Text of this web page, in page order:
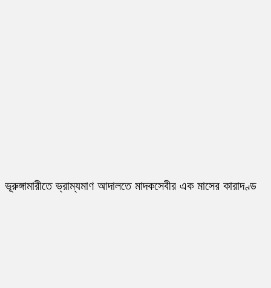
ভূরুঙ্গামারীতে ভ্রাম্যমাণ আদালতে মাদকসেবীর এক মাসের কারাদণ্ড